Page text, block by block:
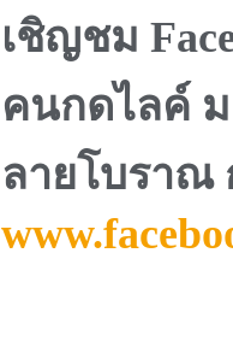
เชิญชม
คนกดไลค์
ลายโบราณ